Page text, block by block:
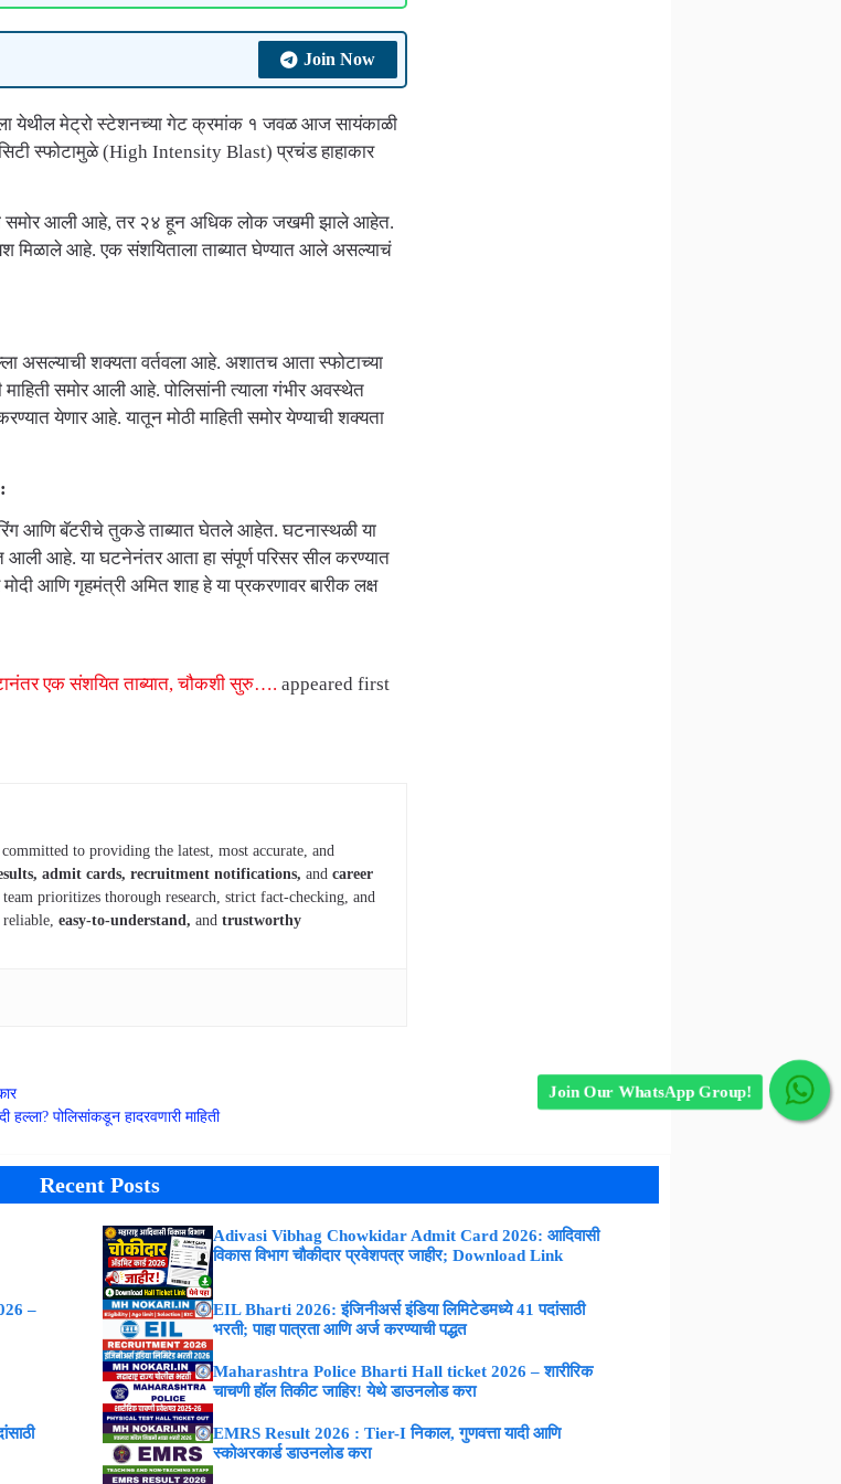
Join Now
येथील मेट्रो स्टेशनच्या गेट क्रमांक १ जवळ आज सायंकाळी
स्फोटामुळे (High Intensity Blast) प्रचंड हाहाकार
समोर आली आहे, तर २४ हून अधिक लोक जखमी झाले आहेत.
मिळाले आहे. एक संशयिताला ताब्यात घेण्यात आले असल्याचं
असल्याची शक्यता वर्तवला आहे. अशातच आता स्फोटाच्या
समोर आली आहे. पोलिसांनी त्याला गंभीर अवस्थेत
येणार आहे. यातून मोठी माहिती समोर येण्याची शक्यता
आणि बॅटरीचे तुकडे ताब्यात घेतले आहेत. घटनास्थळी या
आली आहे. या घटनेनंतर आता हा संपूर्ण परिसर सील करण्यात
आणि गृहमंत्री अमित शाह हे या प्रकरणावर बारीक लक्ष
एक संशयित ताब्यात, चौकशी सुरु…. appeared first
to providing the latest, most accurate, and
admit cards, recruitment notifications, and career
prioritizes thorough research, strict fact-checking, and
reliable, easy-to-understand, andtrustworthy
पोलिसांकडून हादरवणारी माहिती
Recent Posts
Adivasi Vibhag Chowkidar Admit Card 2026: आदिवासी
विकास विभाग चौकीदार प्रवेशपत्र जाहीर; Download Link
–
EIL Bharti 2026: इंजिनीअर्स इंडिया लिमिटेडमध्ये 41 पदांसाठी
भरती; पाहा पात्रता आणि अर्ज करण्याची पद्धत
Maharashtra Police Bharti Hall ticket 2026 – शारीरिक
चाचणी हॉल तिकीट जाहिर! येथे डाउनलोड करा
EMRS Result 2026 : Tier-I निकाल, गुणवत्ता यादी आणि
स्कोअरकार्ड डाउनलोड करा
Join Our WhatsApp Group!